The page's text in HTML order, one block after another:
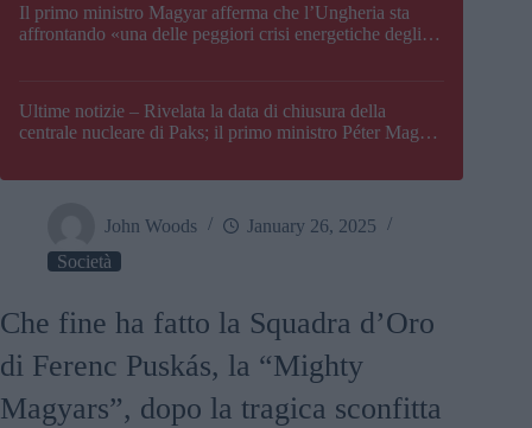
Il primo ministro Magyar afferma che l’Ungheria sta
affrontando «una delle peggiori crisi energetiche degli
Ultime notizie – Rivelata la data di chiusura della
centrale nucleare di Paks; il primo ministro Péter Magyar
John Woods
January 26, 2025
Società
Che fine ha fatto la Squadra d’Oro
di Ferenc Puskás, la “Mighty
Magyars”, dopo la tragica sconfitta